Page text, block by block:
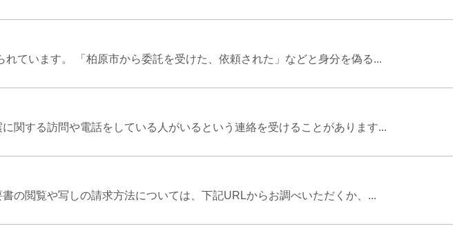
ています。 「柏原市から委託を受けた、依頼された」などと身分を偽る...
訪問や電話をしている人がいるという連絡を受けることがあります...
の閲覧や写しの請求方法については、下記URLからお調べいただくか、...